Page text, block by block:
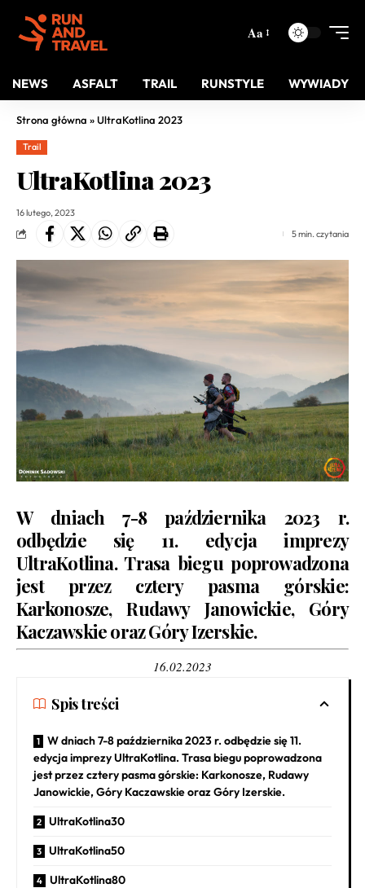
Aa
NEWS ASFALT TRAIL RUNSTYLE WYWIADY
Strona główna »UltraKotlina 2023
Trail
UltraKotlina 2023
16 lutego, 2023
5 min. czytania
W dniach 7-8 października 2023 r.
odbędzie się 11. edycja imprezy
UltraKotlina. Trasa biegu poprowadzona
jest przez cztery pasma górskie:
Karkonosze, Rudawy Janowickie, Góry
Kaczawskie oraz Góry Izerskie.
16.02.2023
Spis treści
W dniach 7-8 października 2023 r. odbędzie się 11.
edycja imprezy UltraKotlina. Trasa biegu poprowadzona
jest przez cztery pasma górskie: Karkonosze, Rudawy
Janowickie, Góry Kaczawskie oraz Góry Izerskie.
UltraKotlina30
UltraKotlina50
UltraKotlina80